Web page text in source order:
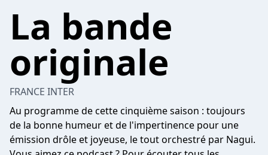
La bande
originale
FRANCE INTER
Au programme de cette cinquième saison : toujours
de la bonne humeur et de l'impertinence pour une
émission drôle et joyeuse, le tout orchestré par Nagui.